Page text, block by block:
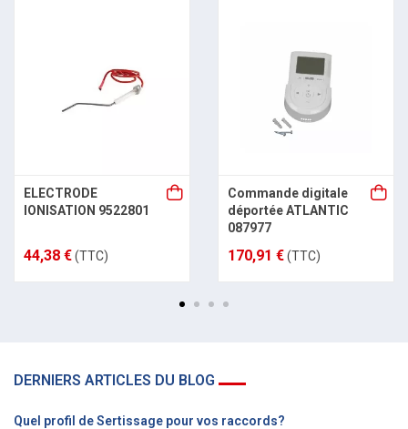
ELECTRODE
IONISATION 9522801
44,38 €(TTC)
Commande digitale
déportée ATLANTIC
087977
170,91 €(TTC)
DERNIERS ARTICLES DU BLOG
Quel profil de Sertissage pour vos raccords?